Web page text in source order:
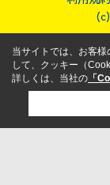
当サイトでは、お客
して、クッキー（
詳しくは、当社の 「